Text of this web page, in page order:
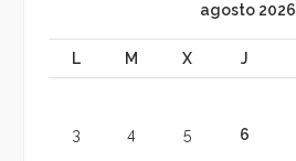
agosto 2026
L M X J
3 4 5 6